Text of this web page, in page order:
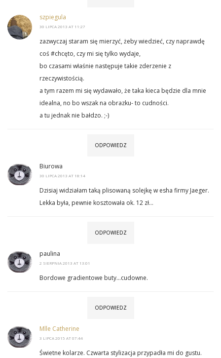
szpiegula
30 LIPCA 2013 AT 11:27
zazwyczaj staram się mierzyć, żeby wiedzieć, czy naprawdę
coś #chcęto, czy mi się tylko wydaje,
bo czasami właśnie następuje takie zderzenie z
rzeczywistością.
a tym razem mi się wydawało, że taka kieca będzie dla mnie
idealna, no bo wszak na obrazku- to cudności.
a tu jednak nie bałdzo. ;-)
ODPOWIEDZ
Biurowa
30 LIPCA 2013 AT 18:14
Dzisiaj widziałam taką plisowaną solejkę w esha firmy Jaeger.
Lekka była, pewnie kosztowała ok. 12 zł…
ODPOWIEDZ
paulina
2 SIERPNIA 2013 AT 13:01
Bordowe gradientowe buty…cudowne.
ODPOWIEDZ
Mlle Catherine
3 LIPCA 2015 AT 07:44
Świetne kolarze. Czwarta stylizacja przypadła mi do gustu.